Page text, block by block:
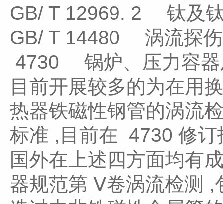
GB/ T 12969. 2 钛及
GB/ T 14480 涡流探伤
4730 锅炉、压力容器
目前开展较多的为在用
热器铁磁性钢管的涡流
标准 ,目前在 4730 修订
国外在上述四方面均有
器规范第 Ⅴ卷涡流检测 ,